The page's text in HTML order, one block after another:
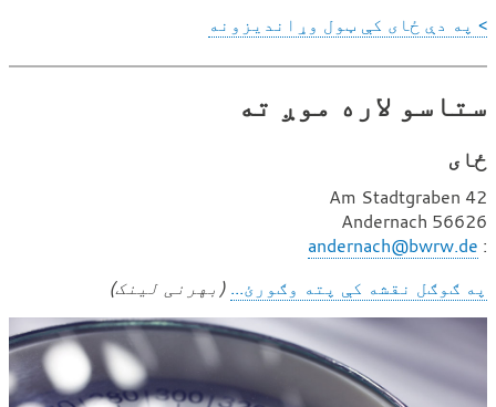
> په دې ځای کې ټول وړاندیزونه
ستاسو لاره موږ ته
ځای
Am Stadtgraben 42
56626 Andernach
ب
ې
ښ
:
andernach@bwrw.de
په ګوګل نقشه کې پته وګورئ... (بهرنی لینک)